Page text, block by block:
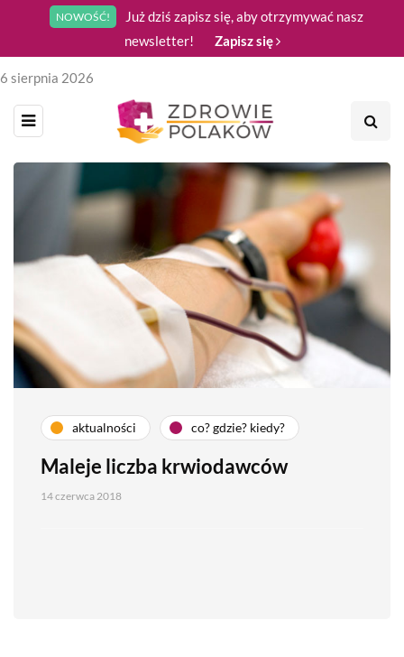
NOWOŚĆ!
Już dziś zapisz się, aby otrzymywać nasz
newsletter!
Zapisz się
6 sierpnia 2026
aktualności co? gdzie? kiedy?
Maleje liczba krwiodawców
14 czerwca 2018